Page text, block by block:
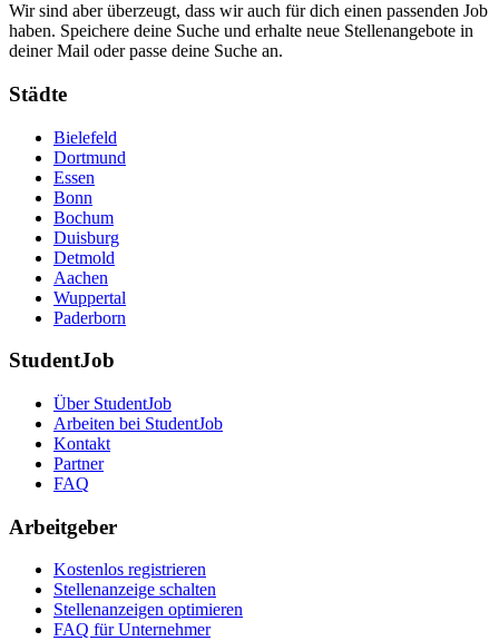
Wir sind aber überzeugt, dass wir auch für dich einen passenden Job
haben. Speichere deine Suche und erhalte neue Stellenangebote in
deiner Mail oder passe deine Suche an.
Städte
Bielefeld
Dortmund
Essen
Bonn
Bochum
Duisburg
Detmold
Aachen
Wuppertal
Paderborn
StudentJob
Über StudentJob
Arbeiten bei StudentJob
Kontakt
Partner
FAQ
Arbeitgeber
Kostenlos registrieren
Stellenanzeige schalten
Stellenanzeigen optimieren
FAQ für Unternehmer